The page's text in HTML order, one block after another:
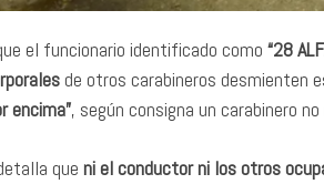
el funcionario identificado como “28
de otros carabineros desmienten
encima”, según consigna un carabinero
que ni el conductor ni los otros